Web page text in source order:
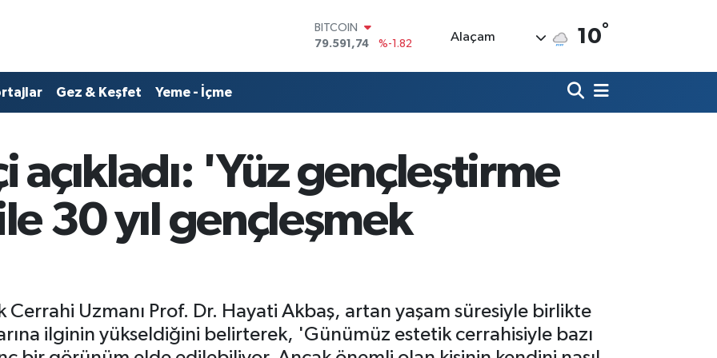
DOLAR
45,43620
%0.02
14.598,00
%0
BITCOIN
%-1.82
Alaçam 10°
Gez & Keşfet Yeme - İçme
açıkladı: 'Yüz gençleştirme
30 yıl gençleşmek
Cerrahi Uzmanı Prof. Dr. Hayati Akbaş, artan yaşam süresiyle birlikte
ilginin yükseldiğini belirterek, 'Günümüz estetik cerrahisiyle bazı